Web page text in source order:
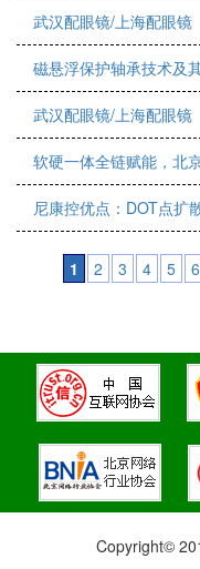
武汉配眼镜/上海配眼镜
磁悬浮保护轴承技术及
武汉配眼镜/上海配眼镜
软硬一体全链赋能，北
尼康控优点：DOT点扩
1
2 3 4 5 6
Copyright©